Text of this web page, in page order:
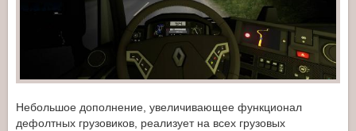
Небольшое дополнение, увеличивающее функционал
дефолтных грузовиков, реализует на всех грузовых